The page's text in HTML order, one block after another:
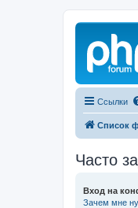
Ссылки
Список
Часто
Вход на
Зачем мне